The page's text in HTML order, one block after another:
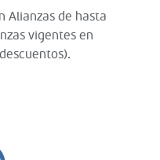
Alianzas de hasta
vigentes en